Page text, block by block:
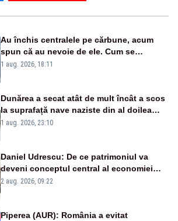
Au închis centralele pe cărbune, acum
spun că au nevoie de ele. Cum se
pasează vina în plină criză energetică
1 aug. 2026, 18:11
Dunărea a secat atât de mult încât a scos
la suprafață nave naziste din al doilea
război mondial
1 aug. 2026, 23:10
Daniel Udrescu: De ce patrimoniul va
deveni conceptul central al economiei
viitoare?
2 aug. 2026, 09:22
Piperea (AUR): România a evitat